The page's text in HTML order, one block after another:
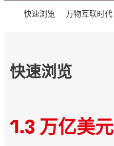
快速浏览 万物互联时代
快速浏览
1.3 万亿美元